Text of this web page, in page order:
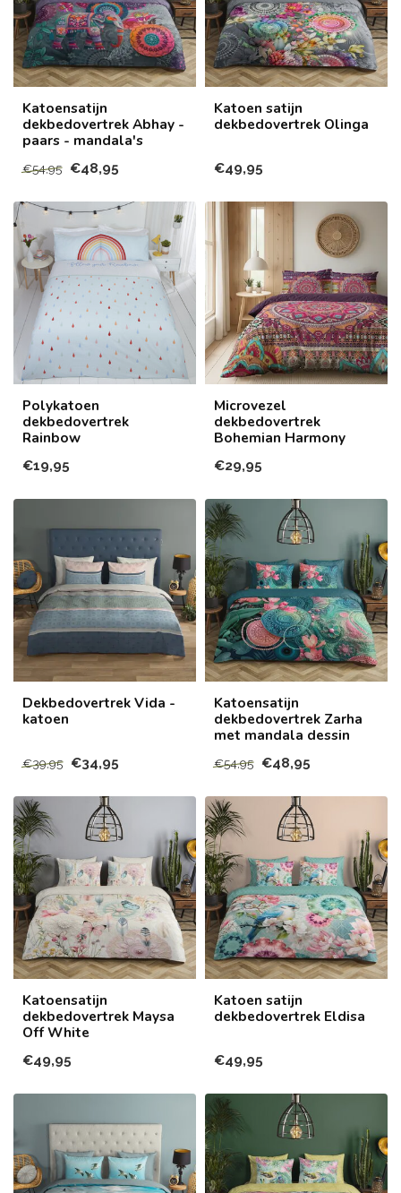
Katoensatijn
dekbedovertrek Abhay -
paars - mandala's
€54,95 €48,95
Katoen satijn
dekbedovertrek Olinga
€49,95
Polykatoen
dekbedovertrek
Rainbow
€19,95
Microvezel
dekbedovertrek
Bohemian Harmony
€29,95
Dekbedovertrek Vida -
katoen
€39,95 €34,95
Katoensatijn
dekbedovertrek Zarha
met mandala dessin
€54,95 €48,95
Katoensatijn
dekbedovertrek Maysa
Off White
€49,95
Katoen satijn
dekbedovertrek Eldisa
€49,95